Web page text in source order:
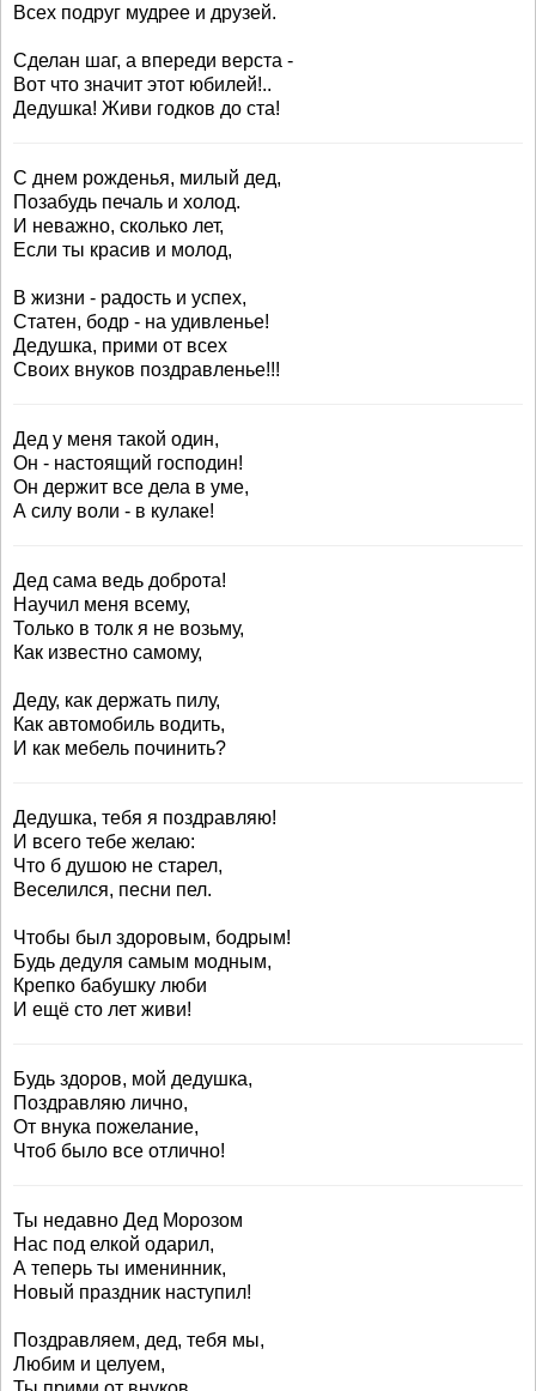
Всех подруг мудрее и друзей.
Сделан шаг, а впереди верста -
Вот что значит этот юбилей!..
Дедушка! Живи годков до ста!
С днем рожденья, милый дед,
Позабудь печаль и холод.
И неважно, сколько лет,
Если ты красив и молод,
В жизни - радость и успех,
Статен, бодр - на удивленье!
Дедушка, прими от всех
Своих внуков поздравленье!!!
Дед у меня такой один,
Он - настоящий господин!
Он держит все дела в уме,
А силу воли - в кулаке!
Дед сама ведь доброта!
Научил меня всему,
Только в толк я не возьму,
Как известно самому,
Деду, как держать пилу,
Как автомобиль водить,
И как мебель починить?
Дедушка, тебя я поздравляю!
И всего тебе желаю:
Что б душою не старел,
Веселился, песни пел.
Чтобы был здоровым, бодрым!
Будь дедуля самым модным,
Крепко бабушку люби
И ещё сто лет живи!
Будь здоров, мой дедушка,
Поздравляю лично,
От внука пожелание,
Чтоб было все отлично!
Ты недавно Дед Морозом
Нас под елкой одарил,
А теперь ты именинник,
Новый праздник наступил!
Поздравляем, дед, тебя мы,
Любим и целуем,